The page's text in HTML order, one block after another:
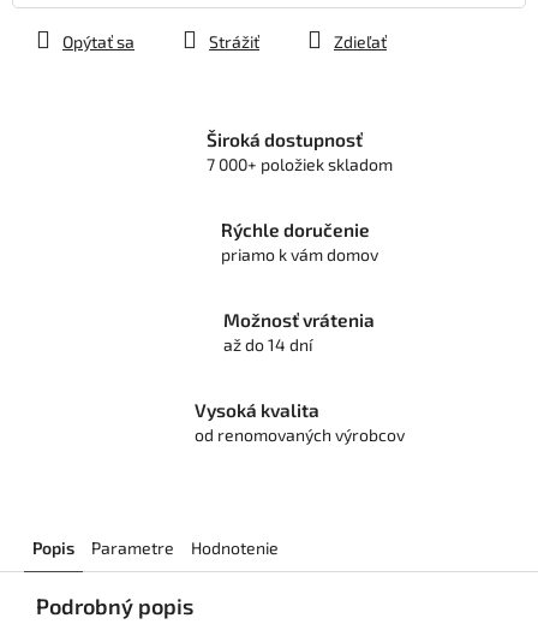
Opýtať sa Strážiť Zdieľať
Široká dostupnosť
7 000+ položiek skladom
Rýchle doručenie
priamo k vám domov
Možnosť vrátenia
až do 14 dní
Vysoká kvalita
od renomovaných výrobcov
Popis Parametre Hodnotenie
Podrobný popis